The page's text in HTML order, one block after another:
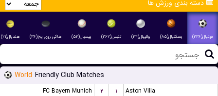
دسته بندی ورزش ها
فوتبال(۳۳۶) بسکتبال(۸۵) والیبال(۳۴) تنیس(۲۶۲) بیسبال(۵۳) هاکی روی یخ(۳۶) هندبال(۲۱)
World Friendly Club Matches
FC Bayern Munich ۲ ۱
Aston Villa